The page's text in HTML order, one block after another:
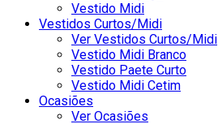
Vestido Midi
Vestidos Curtos/Midi
Ver Vestidos Curtos/Midi
Vestido Midi Branco
Vestido Paete Curto
Vestido Midi Cetim
Ocasiões
Ver Ocasiões